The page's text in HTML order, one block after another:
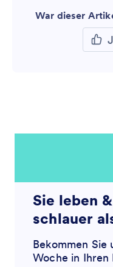
War dieser
Sie leben
schlauer
Bekommen Sie
Woche in Ihren